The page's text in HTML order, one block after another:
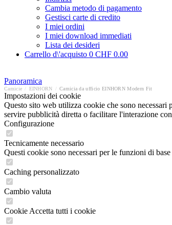
Cambia metodo di pagamento
Gestisci carte di credito
I miei ordini
I miei download immediati
Lista dei desideri
Carrello d\'acquisto 0 CHF 0.00
Panoramica
Camicie EINHORN Camicia da ufficio EINHORN Modern Fit
Impostazioni dei cookie
Questo sito web utilizza cookie che sono
servire pubblicità diretta o facilitare l'interazione
Configurazione
Tecnicamente necessario
Questi cookie sono necessari per le funzioni di
Caching personalizzato
Cambio valuta
Cookie Accetta tutti i cookie